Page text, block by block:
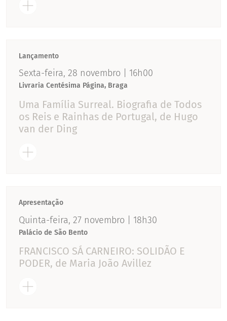
Lançamento
Sexta-feira, 28 novembro | 16h00
Livraria Centésima Página, Braga
Uma Família Surreal. Biografia de Todos
os Reis e Rainhas de Portugal, de Hugo
van der Ding
Apresentação
Quinta-feira, 27 novembro | 18h30
Palácio de São Bento
FRANCISCO SÁ CARNEIRO: SOLIDÃO E
PODER, de Maria João Avillez